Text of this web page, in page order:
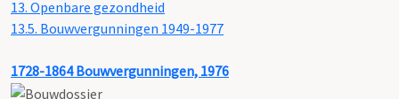
13. Openbare gezondheid
13.5. Bouwvergunningen 1949-1977
1728-1864 Bouwvergunningen, 1976